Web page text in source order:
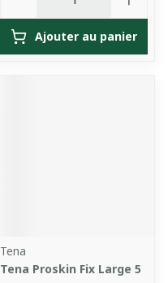
Ajouter au panier
Tena
Tena Proskin Fix Large 5